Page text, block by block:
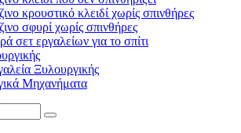
κρουστικό κλειδί χωρίς σπινθήρες
σφυρί χωρίς σπινθήρες
σετ εργαλείων για το σπίτι
Ξυλουργικής
Μηχανήματα